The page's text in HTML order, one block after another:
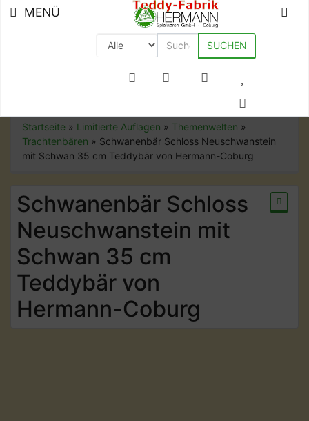
+49 (0) 9561-8590-0
MENÜ
SUCHEN
Startseite » Limitierte Auflagen » Themenwelten »
Trachtenbären » Schwanenbär Schloss Neuschwanstein
mit Schwan 35 cm Teddybär von Hermann-Coburg
Schwanenbär Schloss
Neuschwanstein mit
Schwan 35 cm
Teddybär von
Hermann-Coburg